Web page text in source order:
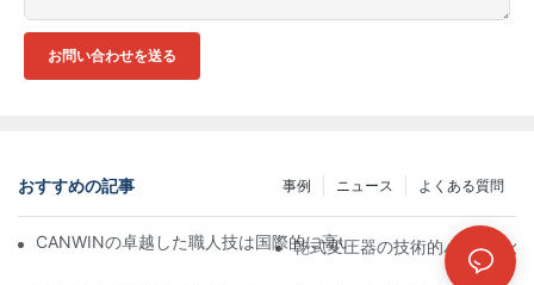
お問い合わせを送る
おすすめの記事 よくある質問
ニュース
事例
CANWINの卓越した職人技は国際的に高い評価を受け、協力関係
乾式変圧器の技術的パラメー